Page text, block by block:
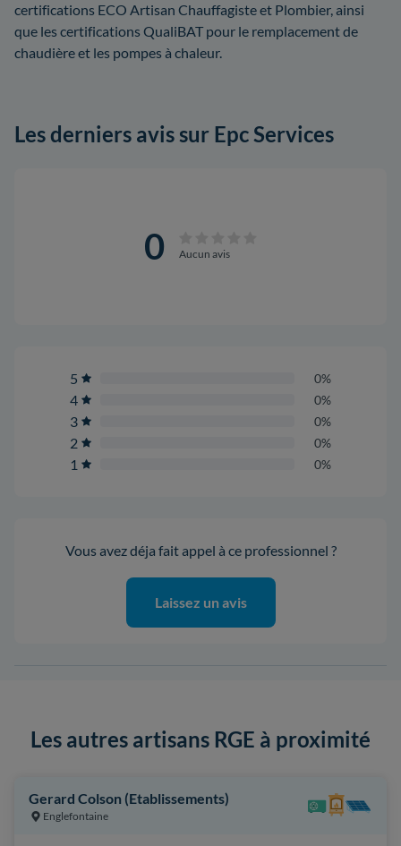
certifications ECO Artisan Chauffagiste et Plombier, ainsi
que les certifications QualiBAT pour le remplacement de
chaudière et les pompes à chaleur.
Les derniers avis sur Epc Services
0 Aucun avis
5 0%
4 0%
3 0%
2 0%
1 0%
Vous avez déja fait appel à ce professionnel ?
Laissez un avis
Les autres artisans RGE à proximité
Gerard Colson (Etablissements)
Englefontaine